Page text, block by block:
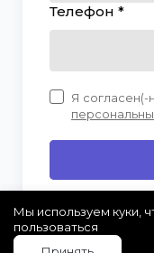
Телефон *
Я согласен(-
Мы используем куки,
пользоваться